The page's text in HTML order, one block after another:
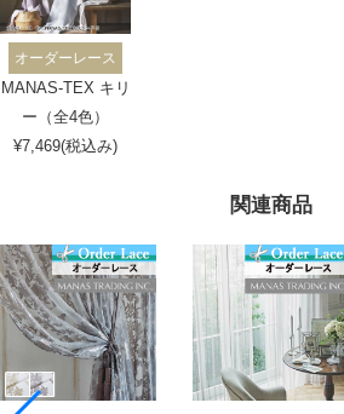
関連商品
オーダーレース
MANAS-TEX キリ
ー（全4色）
¥7,469(税込み)